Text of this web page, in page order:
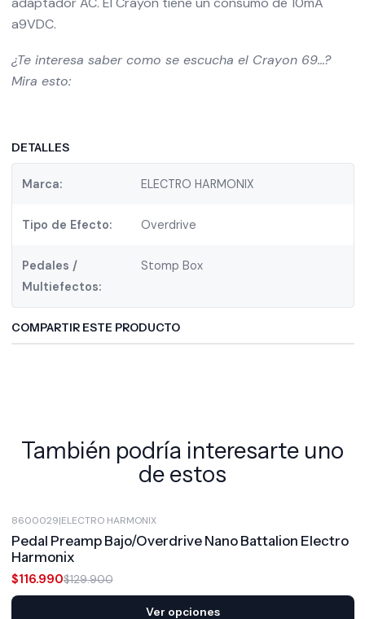
a9VDC.
¿Te interesa saber como se escucha el Crayon 69…?
Mira esto:
DETALLES
Marca: ELECTRO HARMONIX
Tipo de Efecto: Overdrive
Pedales /
Multiefectos:
Stomp Box
COMPARTIR ESTE PRODUCTO
También podría interesarte uno
de estos
8600029|ELECTRO HARMONIX
Pedal Preamp Bajo/Overdrive Nano Battalion Electro
Harmonix
$116.990$129.900
Ver opciones